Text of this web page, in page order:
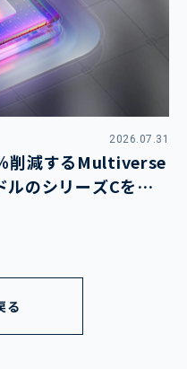
2026.07.31
削減するMultiverse
のシリーズCを発
る